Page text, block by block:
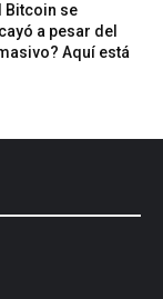
Bitcoin se
a pesar del
Aquí está